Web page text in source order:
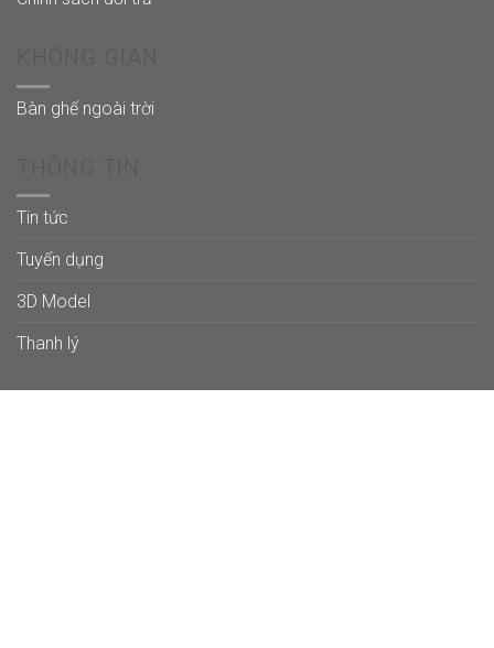
Bàn ghế ngoài trời
Tin tức
Tuyển dụng
3D Model
Thanh lý